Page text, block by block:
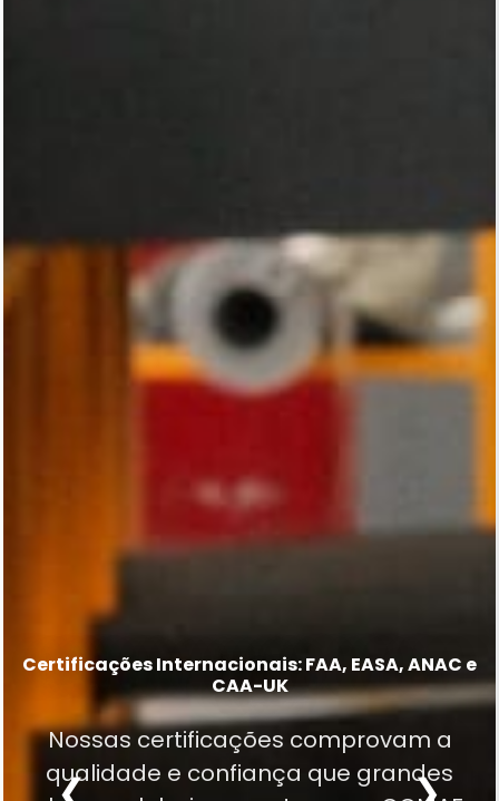
Excelência em MRO desde 1977
Tradição construída em décadas de
experiência, confiabilidade e dedicação
Certificações Internacionais: FAA, EASA, ANAC e
CAA-UK
Nossas certificações comprovam a
qualidade e confiança que grandes
Mais de 20.000 part numbers em nossa
Capability List
Excelência técnica em trens de pouso,
sistemas de hélice, componentes
elétricos, eletrônicos, pneumáticos,
❮ ❯